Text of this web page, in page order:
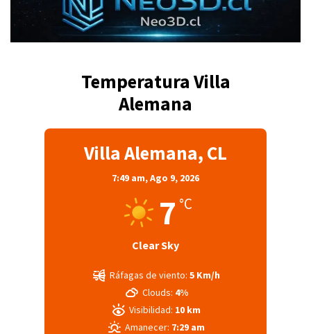
Temperatura Villa
Alemana
Villa Alemana, CL
7:49 am,Ago 9, 2026
7 °C
Clear Sky
Ráfagas de viento: 5 Km/h
Clouds: 4%
Visibilidad: 10 km
Amanecer: 7:29 am